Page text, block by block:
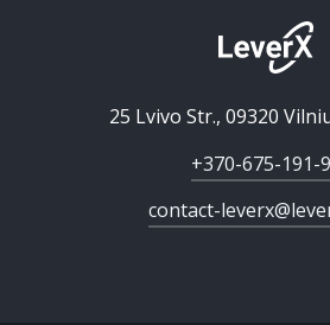
25 Lvivo Str., 09320
+370-675-191-
contact-